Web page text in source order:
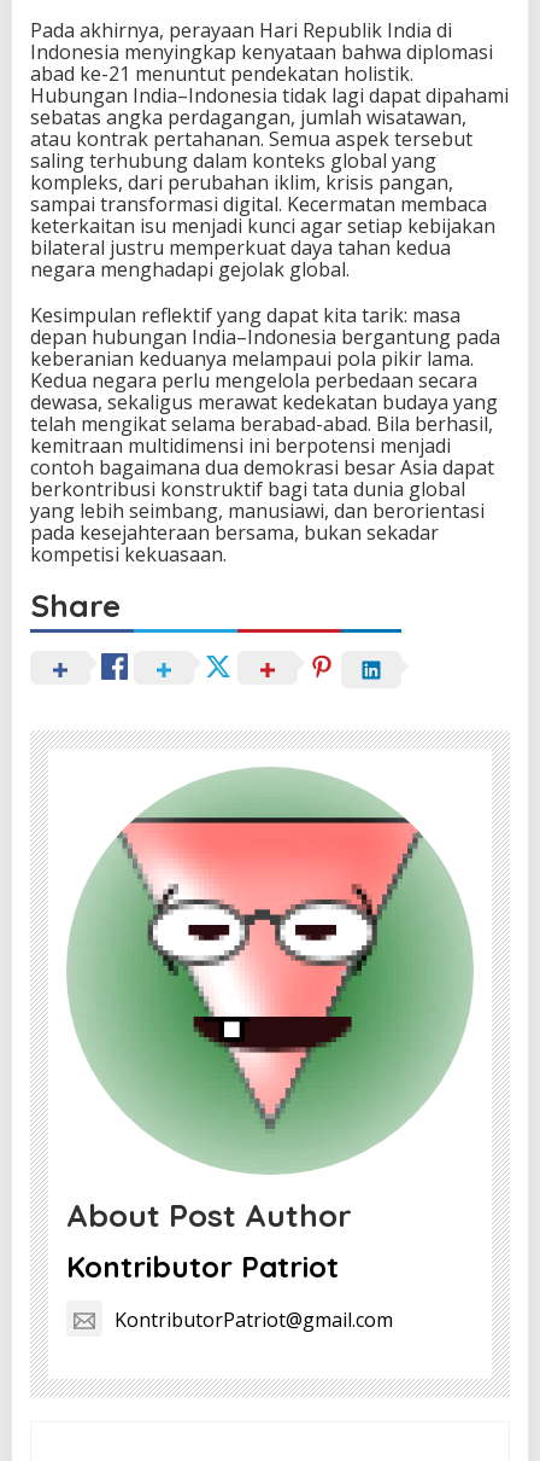
Pada akhirnya, perayaan Hari Republik India di
Indonesia menyingkap kenyataan bahwa diplomasi
abad ke-21 menuntut pendekatan holistik.
Hubungan India–Indonesia tidak lagi dapat dipahami
sebatas angka perdagangan, jumlah wisatawan,
atau kontrak pertahanan. Semua aspek tersebut
saling terhubung dalam konteks global yang
kompleks, dari perubahan iklim, krisis pangan,
sampai transformasi digital. Kecermatan membaca
keterkaitan isu menjadi kunci agar setiap kebijakan
bilateral justru memperkuat daya tahan kedua
negara menghadapi gejolak global.
Kesimpulan reflektif yang dapat kita tarik: masa
depan hubungan India–Indonesia bergantung pada
keberanian keduanya melampaui pola pikir lama.
Kedua negara perlu mengelola perbedaan secara
dewasa, sekaligus merawat kedekatan budaya yang
telah mengikat selama berabad-abad. Bila berhasil,
kemitraan multidimensi ini berpotensi menjadi
contoh bagaimana dua demokrasi besar Asia dapat
berkontribusi konstruktif bagi tata dunia global
yang lebih seimbang, manusiawi, dan berorientasi
pada kesejahteraan bersama, bukan sekadar
kompetisi kekuasaan.
Share
About Post Author
Kontributor Patriot
KontributorPatriot@gmail.com